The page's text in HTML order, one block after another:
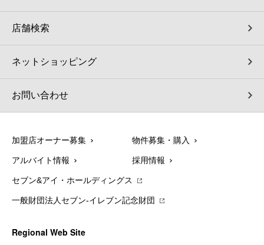
店舗検索
ネットショッピング
お問い合わせ
加盟店オーナー募集 物件募集・購入
アルバイト情報 採用情報
セブン&アイ・ホールディングス
一般財団法人セブン-イレブン記念財団
Regional Web Site